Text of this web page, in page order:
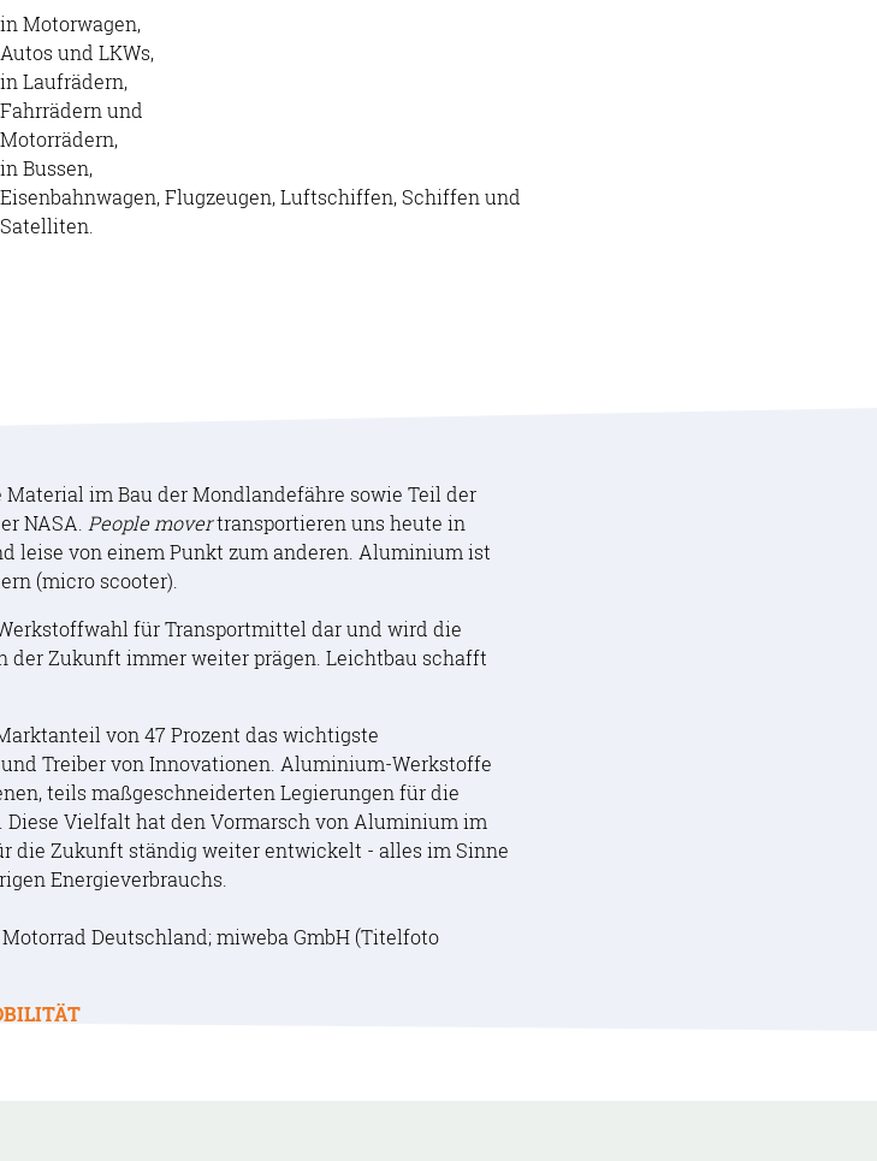
in Motorwagen,
Autos und LKWs,
in Laufrädern,
Fahrrädern und
Motorrädern,
in Bussen,
Eisenbahnwagen, Flugzeugen, Luftschiffen, Schiffen und
Satelliten.
im Bau der Mondlandefähre sowie Teil der
NASA. People movertransportieren uns heute in
leise von einem Punkt zum anderen. Aluminium ist
(micro scooter).
für Transportmittel dar und wird die
Zukunft immer weiter prägen. Leichtbau schafft
von 47 Prozent das wichtigste
Treiber von Innovationen. Aluminium-Werkstoffe
teils maßgeschneiderten Legierungen für die
Vielfalt hat den Vormarsch von Aluminium im
die Zukunft ständig weiter entwickelt - alles im Sinne
Energieverbrauchs.
Deutschland; miweba GmbH (Titelfoto